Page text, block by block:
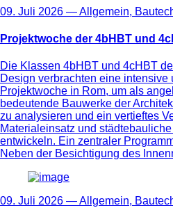
09. Juli 2026 —Allgemein,
Projektwoche der 4bHBT und
Die Klassen 4bHBT und 4cHBT
Design verbrachten eine
Projektwoche in Rom, um als
bedeutende Bauwerke der
zu analysieren und ein vertieftes
Materialeinsatz und
entwickeln. Ein zentraler
Neben der Besichtigung des
09. Juli 2026 —Allgemein,